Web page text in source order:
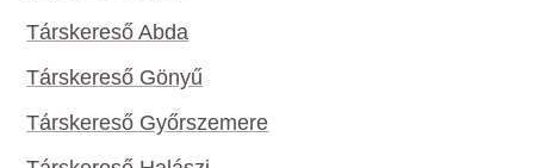
Társkereső Abda
Társkereső Gönyű
Társkereső Győrszemere